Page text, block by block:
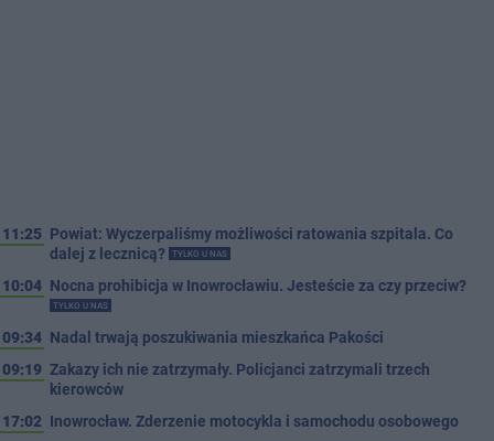
11:25 Powiat: Wyczerpaliśmy możliwości ratowania szpitala. Co
dalej z lecznicą?
TYLKO U NAS
10:04 Nocna prohibicja w Inowrocławiu. Jesteście za czy przeciw?
TYLKO U NAS
09:34 Nadal trwają poszukiwania mieszkańca Pakości
09:19 Zakazy ich nie zatrzymały. Policjanci zatrzymali trzech
kierowców
17:02 Inowrocław. Zderzenie motocykla i samochodu osobowego